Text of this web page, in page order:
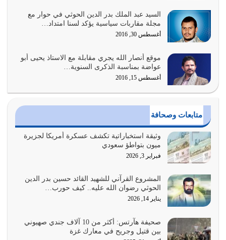
السبب الرئيسي لشقاء الأمة الابتعاد عن كتاب الله والتعدي
لحدود الله بالإضافات للدين
أغسطس 1, 2026
أبرز أسباب الشقاء هو الإعراض عن ذكر الله وعن هدى الله
المتمثل في القرآن الكريم
يوليو 31, 2026
أولياء الشيطان كلما كانوا أكثر ولاءً وطاعة للشيطان كلما كانوا
أكثر ضعفاً
يوليو 30, 2026
وعد الله تعالى من يُقتل في سبيله بالحياة الأبدية والرزق
والاستبشار والنجاة والخلود في…
يوليو 29, 2026
القرآن الكريم هو أهم مصدر لمعرفة رسول الله معرفة سيرته
معرفة شخصيته معرفة عظمته
يوليو 28, 2026
السيد عبد الملك بدر الدين الحوثي في حوار مع
مجلة مقاربات سياسية يؤكد لسنا امتداد…
أغسطس 30, 2016
موقع أنصار الله يجري مقابلة مع الاستاذ يحيى أبو
عواضة بمناسبة الذكرى السنوية…
أغسطس 15, 2016
متابعات وصحافة
وثيقة استخباراتية تكشف عسكرة أمريكا لجزيرة
ميون بتواطؤ سعودي
فبراير 3, 2026
المشروع القرآني للشهيد القائد حسين بدر الدين
الحوثي رضوان الله عليه.. كيف حورب…
يناير 14, 2026
صحيفة هآرتس: أكثر من 10 آلاف جندي صهيوني
بين قتيل وجريح في معارك غزة